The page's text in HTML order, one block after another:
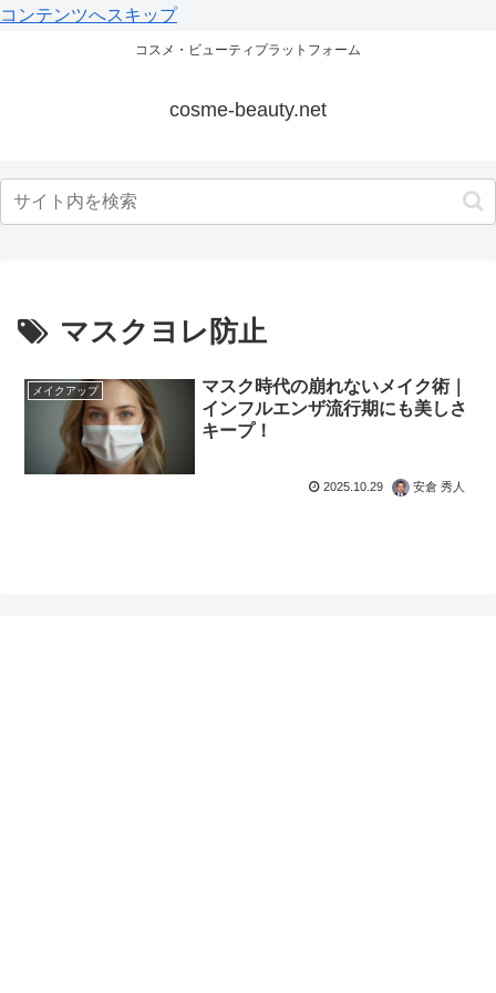
コンテンツへスキップ
コスメ・ビューティプラットフォーム
cosme-beauty.net
マスクヨレ防止
メイクアップ
マスク時代の崩れないメイク術｜
インフルエンザ流行期にも美しさ
キープ！
2025.10.29 安倉 秀人